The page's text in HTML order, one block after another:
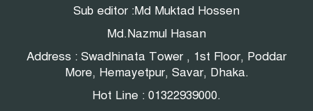
Sub editor :Md Muktad Hossen
Md.Nazmul Hasan
Address : Swadhinata Tower , 1st Floor, Poddar
More, Hemayetpur, Savar, Dhaka.
Hot Line : 01322939000.